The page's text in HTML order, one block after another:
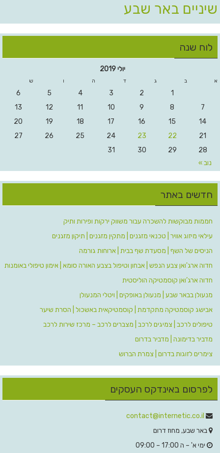
שיניים באר שבע
לוח שנה
יולי 2019
א ב ג ד ה ו ש
1
2
3
4
5
6
7
8
9
10
11
12
13
14
15
16
17
18
19
20
21
22
23
24
25
26
27
28
29
30
31
נוב »
חדשים באתר
חממות מבוקשות להשכרה עבור משווק ירקות ופירות ותיק
עילאי מיזוג אוויר | טכנאי מזגנים | מתקין מזגנים | תיקון מזגנים
הניסים של השף | מסעדת שף בבית | ארוחות גורמה
חדוה ארג'ואן צבע הנפש | אבחון וטיפול בצבע האורה סומא | אימון טיפולי באומנות
חדוה ארג’ואן קוסמטיקה הוליסטית
מנעולן בבאר שבע | מנעולן באופקים | ויטלי המנעולן
אבישג קוסמטיקה מתקדמת | קוסמטיקאית באשכול | הסרת שיער
טיפולים לרכב | צמיגים לרכב | מצברים לרכב – מרכז שירות לרכב
מדביר בדימונה | מדביר בדרום
צימרים לזוגות בדרום | צמרת הברוש
לפרסום באינדקס העסקים
contact@internetic.co.il‬
באר שבע, מחוז דרום
ימי א' – ה 17:00 – 09:00